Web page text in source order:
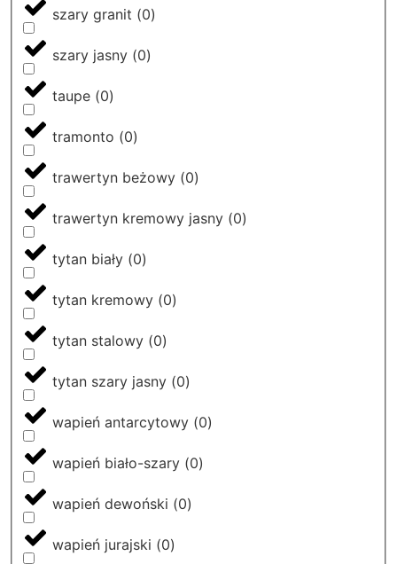
szary granit (0)
szary jasny (0)
taupe (0)
tramonto (0)
trawertyn beżowy (0)
trawertyn kremowy jasny (0)
tytan biały (0)
tytan kremowy (0)
tytan stalowy (0)
tytan szary jasny (0)
wapień antarcytowy (0)
wapień biało-szary (0)
wapień dewoński (0)
wapień jurajski (0)